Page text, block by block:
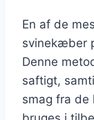
En af de
svinekæber
Denne
saftigt,
smag fra de